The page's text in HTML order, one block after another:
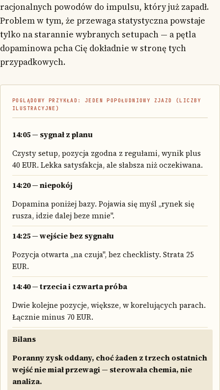
racjonalnych powodów do impulsu, który już zapadł.
Problem w tym, że przewaga statystyczna powstaje
tylko na starannie wybranych setupach — a pętla
dopaminowa pcha Cię dokładnie w stronę tych
przypadkowych.
POGLĄDOWY PRZYKŁAD: JEDEN POPOŁUDNIOWY ZJAZD (LICZBY
ILUSTRACYJNE)
14:05 — sygnał z planu
Czysty setup, pozycja zgodna z regułami, wynik plus
40 EUR. Lekka satysfakcja, ale słabsza niż oczekiwana.
14:20 — niepokój
Dopamina poniżej bazy. Pojawia się myśl „rynek się
rusza, idzie dalej beze mnie".
14:25 — wejście bez sygnału
Pozycja otwarta „na czuja", bez checklisty. Strata 25
EUR.
14:40 — trzecia i czwarta próba
Dwie kolejne pozycje, większe, w korelujących parach.
Łącznie minus 70 EUR.
Bilans
Poranny zysk oddany, choć żaden z trzech ostatnich
wejść nie miał przewagi — sterowała chemia, nie
analiza.